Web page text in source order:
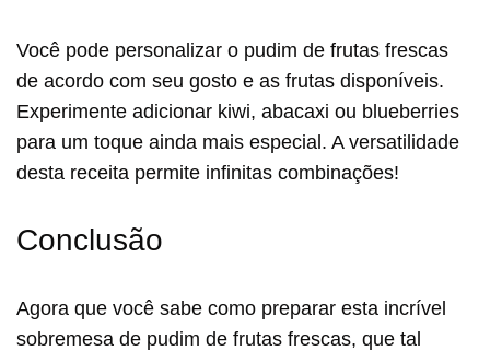
Você pode personalizar o pudim de frutas frescas
de acordo com seu gosto e as frutas disponíveis.
Experimente adicionar kiwi, abacaxi ou blueberries
para um toque ainda mais especial. A versatilidade
desta receita permite infinitas combinações!
Conclusão
Agora que você sabe como preparar esta incrível
sobremesa de pudim de frutas frescas, que tal